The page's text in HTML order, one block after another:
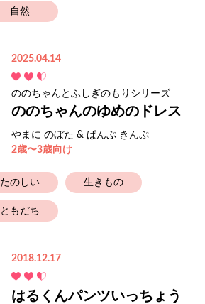
自然
2025.04.14
ののちゃんとふしぎのもりシリーズ
ののちゃんのゆめのドレス
やまに のぼた & ぱんぷ きんぷ
2歳〜3歳向け
たのしい 生きもの
ともだち
2018.12.17
はるくんパンツいっちょう